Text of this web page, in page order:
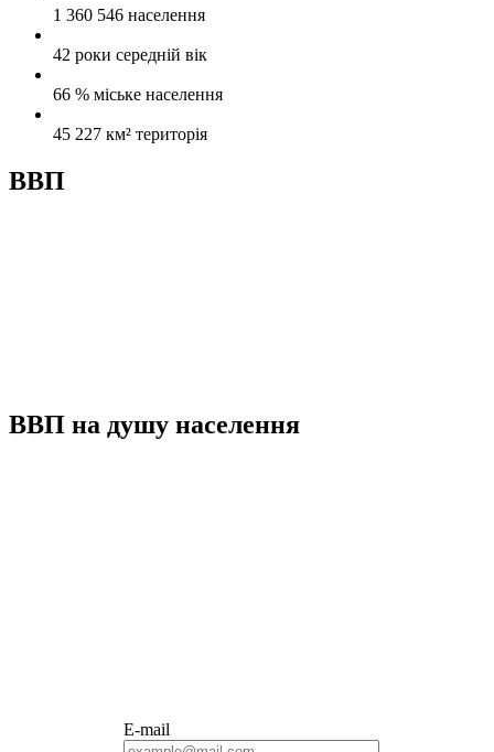
1 360 546 населення
42 роки середній вік
66 % міське населення
45 227 км² територія
ВВП
ВВП на душу населення
E-mail